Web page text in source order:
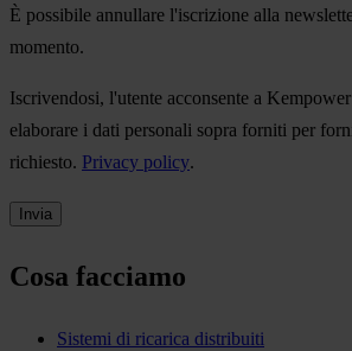
È possibile annullare l'iscrizione alla
momento.
Iscrivendosi, l'utente acconsente a
elaborare i dati personali sopra forniti per
richiesto. Privacy policy.
Cosa facciamo
Sistemi di ricarica distribuiti